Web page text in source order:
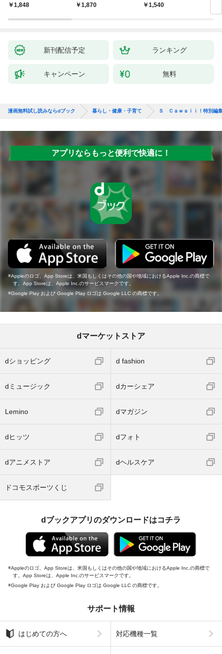
ご 何歳からでもここ
が教える最新１分体操
￥1,848
る保存法と64のレシピ
￥1,870 ウントのとり方
￥1,540
新刊配信予定 ランキング
キャンペーン 無料
漫画無料試し読みならdブック 暮らし・健康・子育て Ｓ Ｃａｗａｉｉ！特別
アプリならもっと便利で快適に！
Appleのロゴ、App Storeは、米国もしくはその他の国や地域におけるApple Inc.の商標で
す。App Storeは、Apple Inc.のサービスマークです。
Google Play および Google Play ロゴは Google LLC の商標です。
dマーケットストア
dショッピング d fashion
dミュージック dカーシェア
Lemino dマガジン
dヒッツ dフォト
dアニメストア dヘルスケア
ドコモスポーツくじ
dブックアプリのダウンロードはコチラ
Appleのロゴ、App Storeは、米国もしくはその他の国や地域におけるApple Inc.の商標で
す。App Storeは、Apple Inc.のサービスマークです。
Google Play および Google Play ロゴは Google LLC の商標です。
サポート情報
はじめての方へ 対応機種一覧